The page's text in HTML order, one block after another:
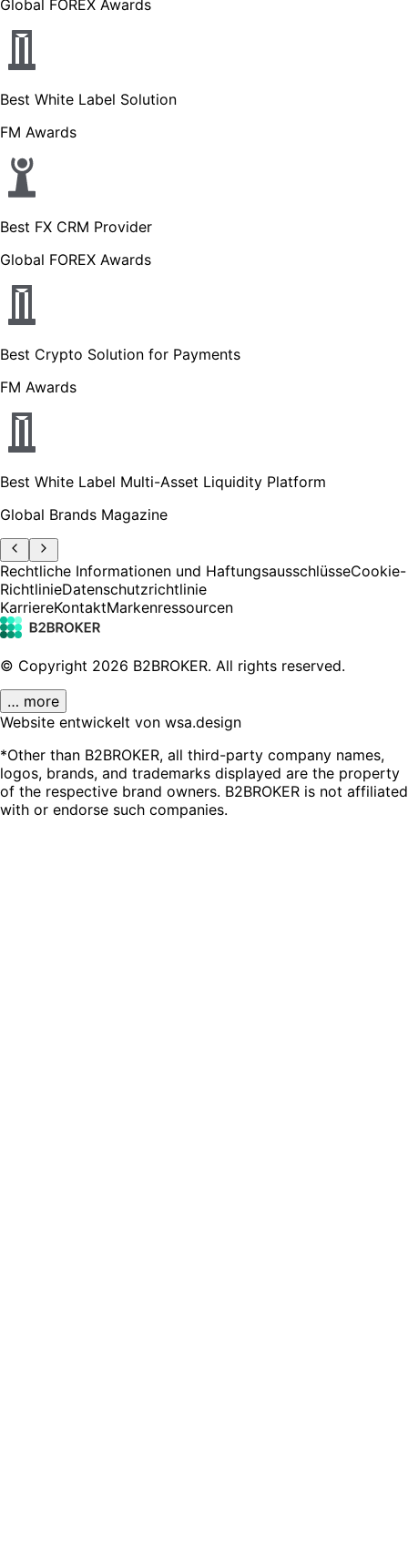
Global FOREX Awards
Best White Label Solution
FM Awards
Best FX CRM Provider
Global FOREX Awards
Best Crypto Solution for Payments
FM Awards
Best White Label Multi-Asset Liquidity Platform
Global Brands Magazine
Rechtliche Informationen und HaftungsausschlüsseCookie-
RichtlinieDatenschutzrichtlinie
KarriereKontaktMarkenressourcen
© Copyright 2026 B2BROKER. All rights reserved.
… more
Website entwickelt von wsa.design
*Other than B2BROKER, all third-party company names,
logos, brands, and trademarks displayed are the property
of the respective brand owners. B2BROKER is not affiliated
with or endorse such companies.